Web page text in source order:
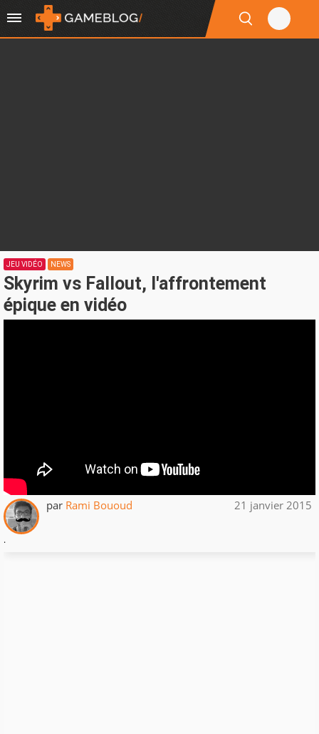
JEU VIDÉO NEWS
Skyrim vs Fallout, l'affrontement
épique en vidéo
par Rami Bououd 21 janvier 2015
.